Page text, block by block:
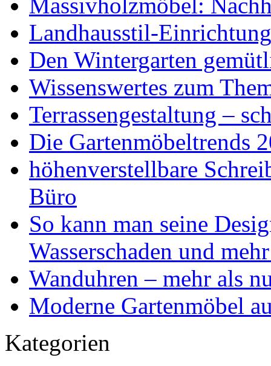
Massivholzmöbel:
Landhausstil-
Den Wintergarten
Wissenswertes zum
Terrassengestaltung –
Die Gartenmöbeltrends
höhenverstellbare
Büro
So kann man seine
Wasserschaden und
Wanduhren – mehr als
Moderne Gartenmöbel
Kategorien